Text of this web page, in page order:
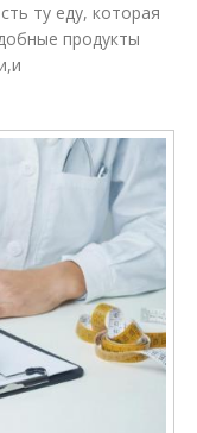
ту еду, которая
продукты